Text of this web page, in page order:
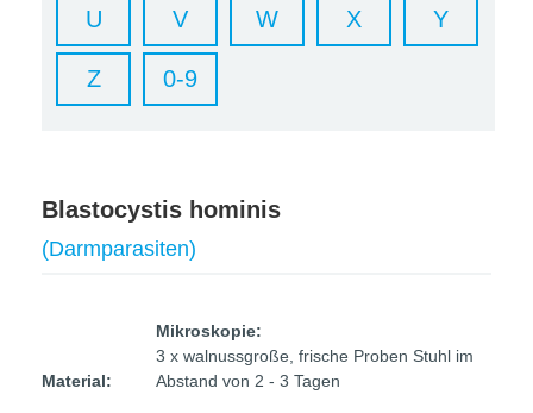
U V W X Y
Z 0-9
Blastocystis hominis
(Darmparasiten)
Material:
Mikroskopie:
3 x walnussgroße, frische Proben Stuhl im
Abstand von 2 - 3 Tagen